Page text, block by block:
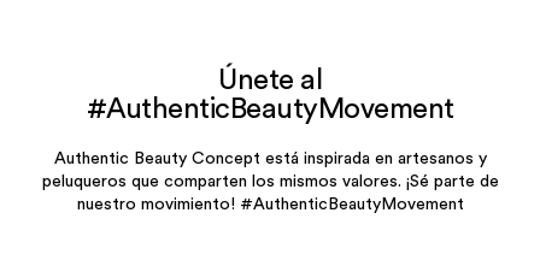
Únete al
#AuthenticBeautyMovement
Authentic Beauty Concept está inspirada en artesanos y
peluqueros que comparten los mismos valores. ¡Sé parte de
nuestro movimiento! #AuthenticBeautyMovement